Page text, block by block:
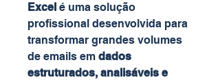
Excel é uma solução
profissional desenvolvida para
transformar grandes volumes
de emails em dados
estruturados, analisáveis e